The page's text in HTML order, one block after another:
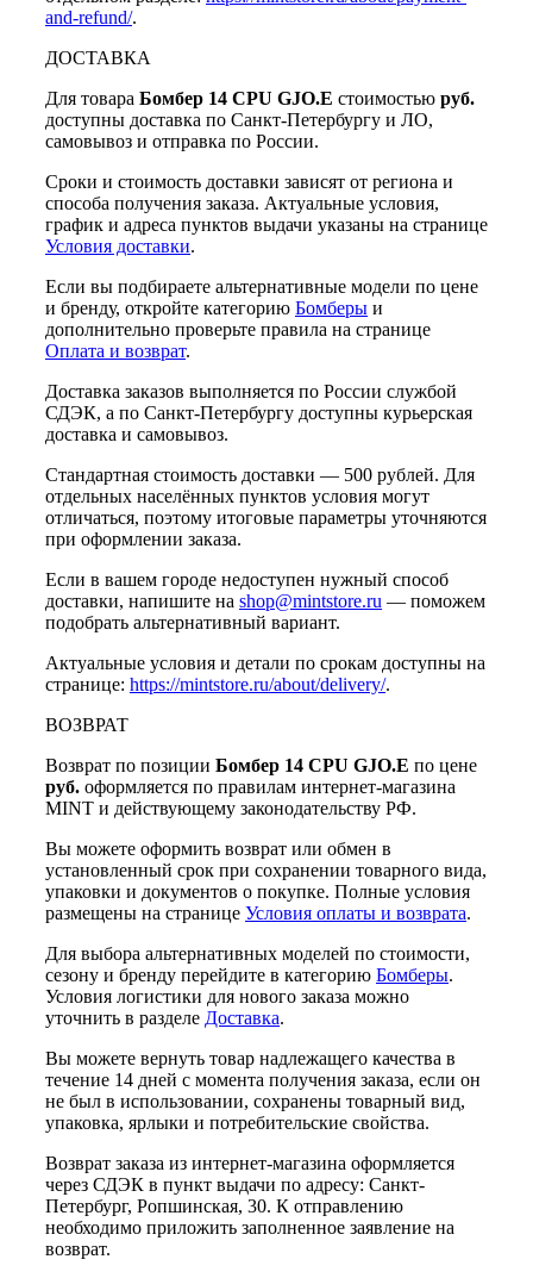
and-refund/.
ДОСТАВКА
Для товара Бомбер 14 CPU GJO.E стоимостью руб.
доступны доставка по Санкт-Петербургу и ЛО,
самовывоз и отправка по России.
Сроки и стоимость доставки зависят от региона и
способа получения заказа. Актуальные условия,
график и адреса пунктов выдачи указаны на странице
Условия доставки.
Если вы подбираете альтернативные модели по цене
и бренду, откройте категорию Бомберы и
дополнительно проверьте правила на странице
Оплата и возврат.
Доставка заказов выполняется по России службой
СДЭК, а по Санкт-Петербургу доступны курьерская
доставка и самовывоз.
Стандартная стоимость доставки — 500 рублей. Для
отдельных населённых пунктов условия могут
отличаться, поэтому итоговые параметры уточняются
при оформлении заказа.
Если в вашем городе недоступен нужный способ
доставки, напишите на shop@mintstore.ru — поможем
подобрать альтернативный вариант.
Актуальные условия и детали по срокам доступны на
странице: https://mintstore.ru/about/delivery/.
ВОЗВРАТ
Возврат по позиции Бомбер 14 CPU GJO.E по цене
руб. оформляется по правилам интернет-магазина
MINT и действующему законодательству РФ.
Вы можете оформить возврат или обмен в
установленный срок при сохранении товарного вида,
упаковки и документов о покупке. Полные условия
размещены на странице Условия оплаты и возврата.
Для выбора альтернативных моделей по стоимости,
сезону и бренду перейдите в категорию Бомберы.
Условия логистики для нового заказа можно
уточнить в разделе Доставка.
Вы можете вернуть товар надлежащего качества в
течение 14 дней с момента получения заказа, если он
не был в использовании, сохранены товарный вид,
упаковка, ярлыки и потребительские свойства.
Возврат заказа из интернет-магазина оформляется
через СДЭК в пункт выдачи по адресу: Санкт-
Петербург, Ропшинская, 30. К отправлению
необходимо приложить заполненное заявление на
возврат.